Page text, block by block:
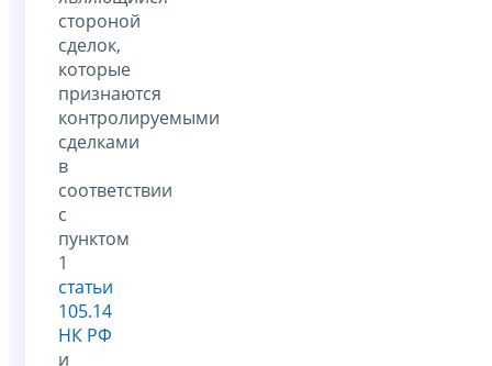
стороной
сделок,
которые
признаются
контролируемыми
сделками
в
соответствии
с
пунктом
1
статьи
105.14
НК РФ
и